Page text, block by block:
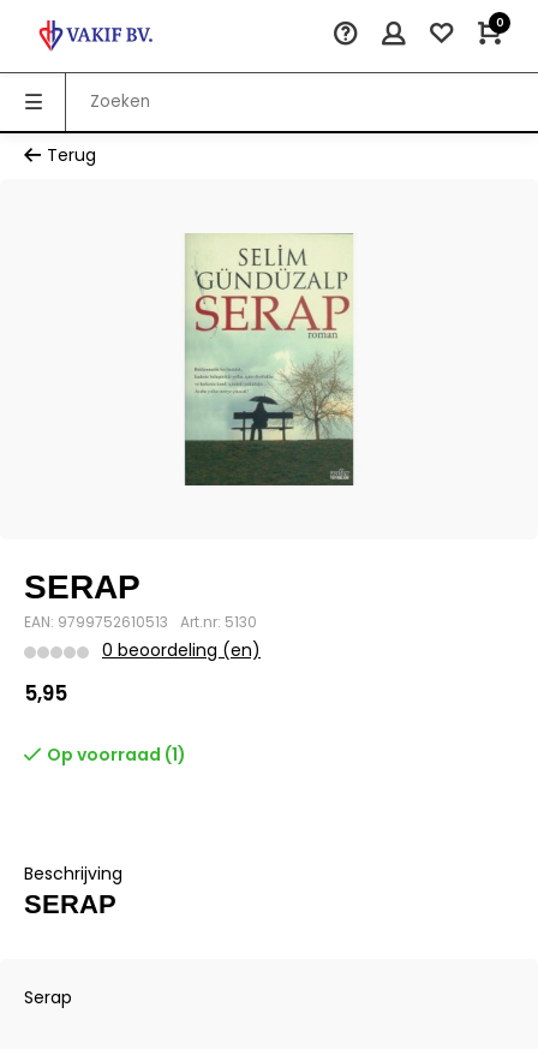
0
Terug
SERAP
EAN: 9799752610513 Art.nr: 5130
0 beoordeling (en)
5,95
Op voorraad (1)
Beschrijving
SERAP
Serap